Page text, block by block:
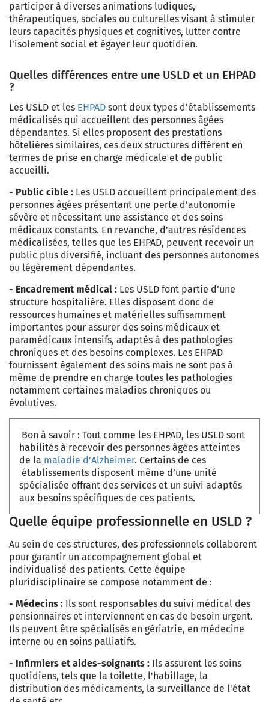
participer à diverses animations ludiques,
thérapeutiques, sociales ou culturelles visant à stimuler
leurs capacités physiques et cognitives, lutter contre
l’isolement social et égayer leur quotidien.
Quelles différences entre une USLD et un EHPAD
?
Les USLD et les EHPAD sont deux types d'établissements
médicalisés qui accueillent des personnes âgées
dépendantes. Si elles proposent des prestations
hôtelières similaires, ces deux structures diffèrent en
termes de prise en charge médicale et de public
accueilli.
- Public cible : Les USLD accueillent principalement des
personnes âgées présentant une perte d’autonomie
sévère et nécessitant une assistance et des soins
médicaux constants. En revanche, d'autres résidences
médicalisées, telles que les EHPAD, peuvent recevoir un
public plus diversifié, incluant des personnes autonomes
ou légèrement dépendantes.
- Encadrement médical : Les USLD font partie d’une
structure hospitalière. Elles disposent donc de
ressources humaines et matérielles suffisamment
importantes pour assurer des soins médicaux et
paramédicaux intensifs, adaptés à des pathologies
chroniques et des besoins complexes. Les EHPAD
fournissent également des soins mais ne sont pas à
même de prendre en charge toutes les pathologies
notamment certaines maladies chroniques ou
évolutives.
Bon à savoir : Tout comme les EHPAD, les USLD sont
habilités à recevoir des personnes âgées atteintes
de la maladie d’Alzheimer. Certains de ces
établissements disposent même d’une unité
spécialisée offrant des services et un suivi adaptés
aux besoins spécifiques de ces patients.
Quelle équipe professionnelle en USLD ?
Au sein de ces structures, des professionnels collaborent
pour garantir un accompagnement global et
individualisé des patients. Cette équipe
pluridisciplinaire se compose notamment de :
- Médecins : Ils sont responsables du suivi médical des
pensionnaires et interviennent en cas de besoin urgent.
Ils peuvent être spécialisés en gériatrie, en médecine
interne ou en soins palliatifs.
- Infirmiers et aides-soignants : Ils assurent les soins
quotidiens, tels que la toilette, l'habillage, la
distribution des médicaments, la surveillance de l'état